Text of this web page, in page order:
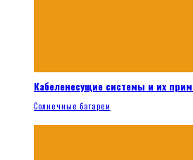
Кабеленесущие системы и их
Солнечные батареи